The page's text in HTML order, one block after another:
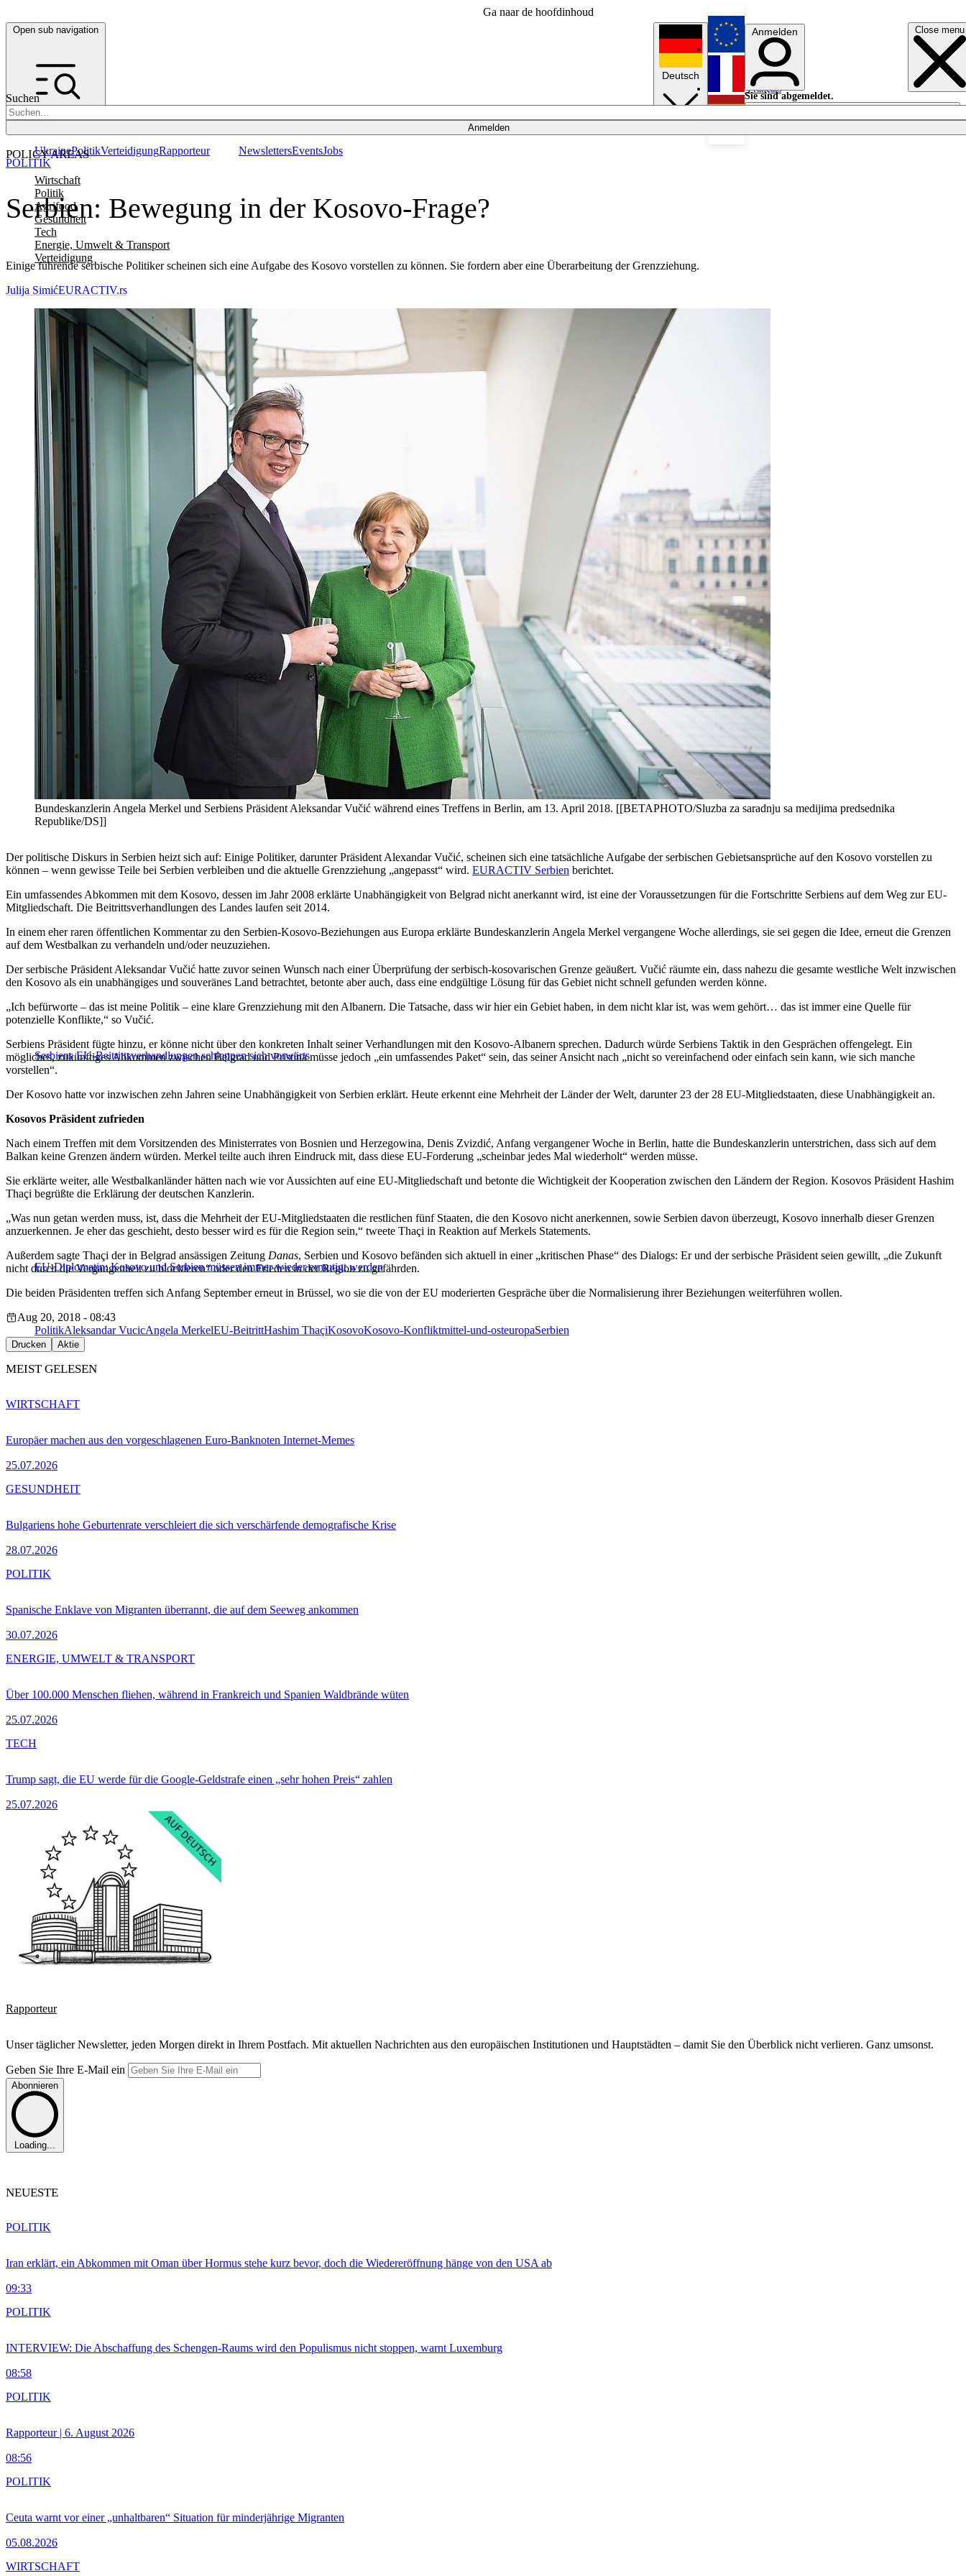
Ga naar de hoofdinhoud
Open sub navigation Close menu
Suchen
Anmelden
POLICY AREAS
Wirtschaft
Politik
Agrifood
Gesundheit
Tech
Energie, Umwelt & Transport
Verteidigung
UkrainePolitikVerteidigungRapporteur NewslettersEventsJobs
Deutsch
English
Français
Anmelden
Sie sind abgemeldet.
Anmelden
Licht aus
Serbien: Bewegung in der Kosovo-Frage?
Einige führende serbische Politiker scheinen sich eine Aufgabe des Kosovo vorstellen zu können. Sie fordern aber eine Überarbeitung der Grenzziehung.
POLITIK
Julija SimićEURACTIV.rs
Bundeskanzlerin Angela Merkel und Serbiens Präsident Aleksandar Vučić während eines Treffens in Berlin, am 13. April 2018. [[BETAPHOTO/Sluzba za saradnju sa medijima predsednika
Republike/DS]]
Der politische Diskurs in Serbien heizt sich auf: Einige Politiker, darunter Präsident Alexandar Vučić, scheinen sich eine tatsächliche Aufgabe der serbischen Gebietsansprüche auf den Kosovo vorstellen zu
können – wenn gewisse Teile bei Serbien verbleiben und die aktuelle Grenzziehung „angepasst“ wird. EURACTIV Serbien berichtet.
Ein umfassendes Abkommen mit dem Kosovo, dessen im Jahr 2008 erklärte Unabhängigkeit von Belgrad nicht anerkannt wird, ist eine der Voraussetzungen für die Fortschritte Serbiens auf dem Weg zur EU-
Mitgliedschaft. Die Beitrittsverhandlungen des Landes laufen seit 2014.
In einem eher raren öffentlichen Kommentar zu den Serbien-Kosovo-Beziehungen aus Europa erklärte Bundeskanzlerin Angela Merkel vergangene Woche allerdings, sie sei gegen die Idee, erneut die Grenzen
auf dem Westbalkan zu verhandeln und/oder neuzuziehen.
Der serbische Präsident Aleksandar Vučić hatte zuvor seinen Wunsch nach einer Überprüfung der serbisch-kosovarischen Grenze geäußert. Vučić räumte ein, dass nahezu die gesamte westliche Welt inzwischen
den Kosovo als ein unabhängiges und souveränes Land betrachtet, betonte aber auch, dass eine endgültige Lösung für das Gebiet nicht schnell gefunden werden könne.
„Ich befürworte – das ist meine Politik – eine klare Grenzziehung mit den Albanern. Die Tatsache, dass wir hier ein Gebiet haben, in dem nicht klar ist, was wem gehört… das ist immer eine Quelle für
potenzielle Konflikte,“ so Vučić.
Serbiens EU-Beitrittsverhandlungen schleppen sich vorwärts
Serbiens Präsident fügte hinzu, er könne nicht über den konkreten Inhalt seiner Verhandlungen mit den Kosovo-Albanern sprechen. Dadurch würde Serbiens Taktik in den Gesprächen offengelegt. Ein
mögliches, zukünftiges Abkommen zwischen Belgrad und Pristina müsse jedoch „ein umfassendes Paket“ sein, das seiner Ansicht nach „nicht so vereinfachend oder einfach sein kann, wie sich manche
vorstellen“.
Der Kosovo hatte vor inzwischen zehn Jahren seine Unabhängigkeit von Serbien erklärt. Heute erkennt eine Mehrheit der Länder der Welt, darunter 23 der 28 EU-Mitgliedstaaten, diese Unabhängigkeit an.
Kosovos Präsident zufrieden
Nach einem Treffen mit dem Vorsitzenden des Ministerrates von Bosnien und Herzegowina, Denis Zvizdić, Anfang vergangener Woche in Berlin, hatte die Bundeskanzlerin unterstrichen, dass sich auf dem
Balkan keine Grenzen ändern würden. Merkel teilte auch ihren Eindruck mit, dass diese EU-Forderung „scheinbar jedes Mal wiederholt“ werden müsse.
Sie erklärte weiter, alle Westbalkanländer hätten nach wie vor Aussichten auf eine EU-Mitgliedschaft und betonte die Wichtigkeit der Kooperation zwischen den Ländern der Region. Kosovos Präsident Hashim
Thaçi begrüßte die Erklärung der deutschen Kanzlerin.
„Was nun getan werden muss, ist, dass die Mehrheit der EU-Mitgliedstaaten die restlichen fünf Staaten, die den Kosovo nicht anerkennen, sowie Serbien davon überzeugt, Kosovo innerhalb dieser Grenzen
anzuerkennen. Je eher das geschieht, desto besser wird es für die Region sein,“ tweete Thaçi in Reaktion auf Merkels Statements.
EU-Diplomatin: Kosovo und Serbien müssen immer wieder ermutigt werden
Außerdem sagte Thaçi der in Belgrad ansässigen Zeitung Danas, Serbien und Kosovo befänden sich aktuell in einer „kritischen Phase“ des Dialogs: Er und der serbische Präsident seien gewillt, „die Zukunft
nicht durch die Vergangenheit zu blockieren“ oder den Frieden in der Region zu gefährden.
Die beiden Präsidenten treffen sich Anfang September erneut in Brüssel, wo sie die von der EU moderierten Gespräche über die Normalisierung ihrer Beziehungen weiterführen wollen.
Aug 20, 2018 - 08:43
PolitikAleksandar VucicAngela MerkelEU-BeitrittHashim ThaçiKosovoKosovo-Konfliktmittel-und-osteuropaSerbien
Drucken Aktie
MEIST GELESEN
Europäer machen aus den vorgeschlagenen Euro-Banknoten Internet-Memes
25.07.2026
WIRTSCHAFT
Bulgariens hohe Geburtenrate verschleiert die sich verschärfende demografische Krise
28.07.2026
GESUNDHEIT
Spanische Enklave von Migranten überrannt, die auf dem Seeweg ankommen
30.07.2026
POLITIK
Über 100.000 Menschen fliehen, während in Frankreich und Spanien Waldbrände wüten
25.07.2026
ENERGIE, UMWELT & TRANSPORT
Trump sagt, die EU werde für die Google-Geldstrafe einen „sehr hohen Preis“ zahlen
25.07.2026
TECH
Rapporteur
Unser täglicher Newsletter, jeden Morgen direkt in Ihrem Postfach. Mit aktuellen Nachrichten aus den europäischen Institutionen und Hauptstädten – damit Sie den Überblick nicht verlieren. Ganz umsonst.
Geben Sie Ihre E-Mail ein
Abonnieren
Loading...
NEUESTE
Iran erklärt, ein Abkommen mit Oman über Hormus stehe kurz bevor, doch die Wiedereröffnung hänge von den USA ab
09:33
POLITIK
INTERVIEW: Die Abschaffung des Schengen-Raums wird den Populismus nicht stoppen, warnt Luxemburg
08:58
POLITIK
Rapporteur | 6. August 2026
08:56
POLITIK
Ceuta warnt vor einer „unhaltbaren“ Situation für minderjährige Migranten
05.08.2026
POLITIK
WIRTSCHAFT